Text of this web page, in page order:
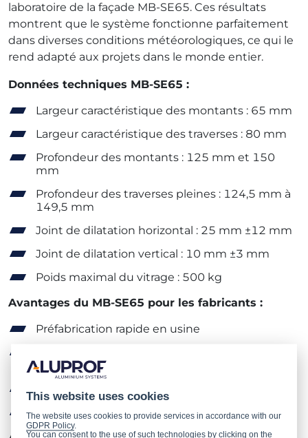
laboratoire de la façade MB-SE65. Ces résultats
montrent que le système fonctionne parfaitement
dans diverses conditions météorologiques, ce qui le
rend adapté aux projets dans le monde entier.
Données techniques MB-SE65 :
Largeur caractéristique des montants : 65 mm
Largeur caractéristique des traverses : 80 mm
Profondeur des montants : 125 mm et 150
mm
Profondeur des traverses pleines : 124,5 mm à
149,5 mm
Joint de dilatation horizontal : 25 mm ±12 mm
Joint de dilatation vertical : 10 mm ±3 mm
Poids maximal du vitrage : 500 kg
Avantages du MB-SE65 pour les fabricants :
Préfabrication rapide en usine
colle dans les coins
Large éventail d’options de vitrage
Produit final de haute qualité
This website uses cookies
The website uses cookies to provide services in accordance with our
GDPR Policy.
You can consent to the use of such technologies by clicking on the